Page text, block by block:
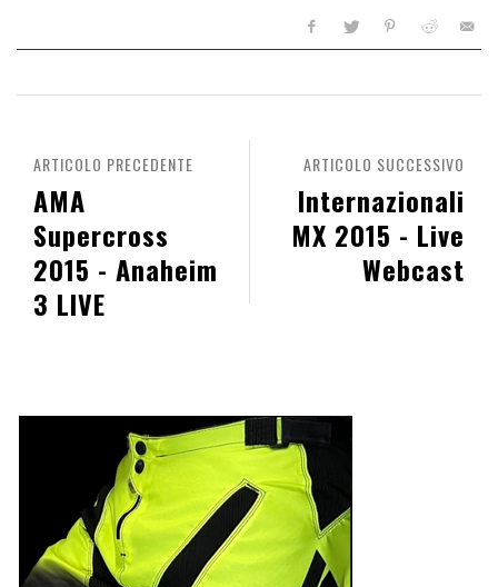
ARTICOLO SUCCESSIVO
Internazionali
MX 2015 - Live
Webcast
ARTICOLO PRECEDENTE
AMA
Supercross
2015 - Anaheim
3 LIVE